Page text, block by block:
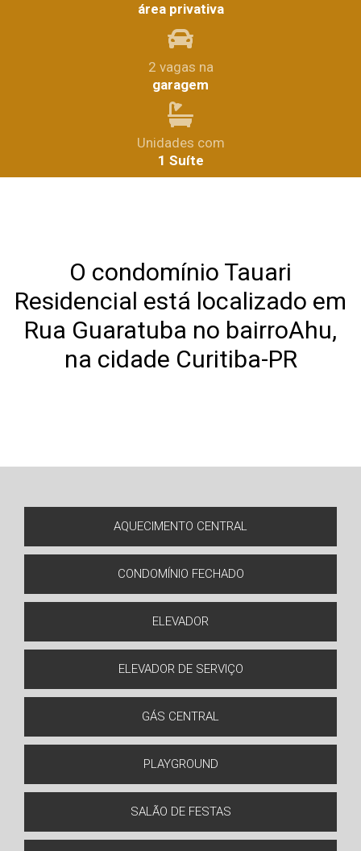
área privativa
2 vagas na
garagem
Unidades com
1 Suíte
O condomínio Tauari
Residencial está localizado em
Rua Guaratuba no bairroAhu,
na cidade Curitiba-PR
AQUECIMENTO CENTRAL
CONDOMÍNIO FECHADO
ELEVADOR
ELEVADOR DE SERVIÇO
GÁS CENTRAL
PLAYGROUND
SALÃO DE FESTAS